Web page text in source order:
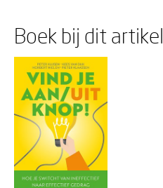
Boek bij dit artikel